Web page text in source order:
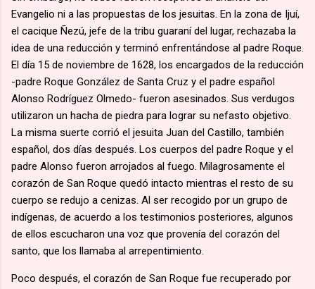
Evangelio ni a las propuestas de los jesuitas. En la zona de Ijuí,
el cacique Ñezú, jefe de la tribu guaraní del lugar, rechazaba la
idea de una reducción y terminó enfrentándose al padre Roque.
El día 15 de noviembre de 1628, los encargados de la reducción
-padre Roque González de Santa Cruz y el padre español
Alonso Rodríguez Olmedo- fueron asesinados. Sus verdugos
utilizaron un hacha de piedra para lograr su nefasto objetivo.
La misma suerte corrió el jesuita Juan del Castillo, también
español, dos días después. Los cuerpos del padre Roque y el
padre Alonso fueron arrojados al fuego. Milagrosamente el
corazón de San Roque quedó intacto mientras el resto de su
cuerpo se redujo a cenizas. Al ser recogido por un grupo de
indígenas, de acuerdo a los testimonios posteriores, algunos
de ellos escucharon una voz que provenía del corazón del
santo, que los llamaba al arrepentimiento.
Poco después, el corazón de San Roque fue recuperado por